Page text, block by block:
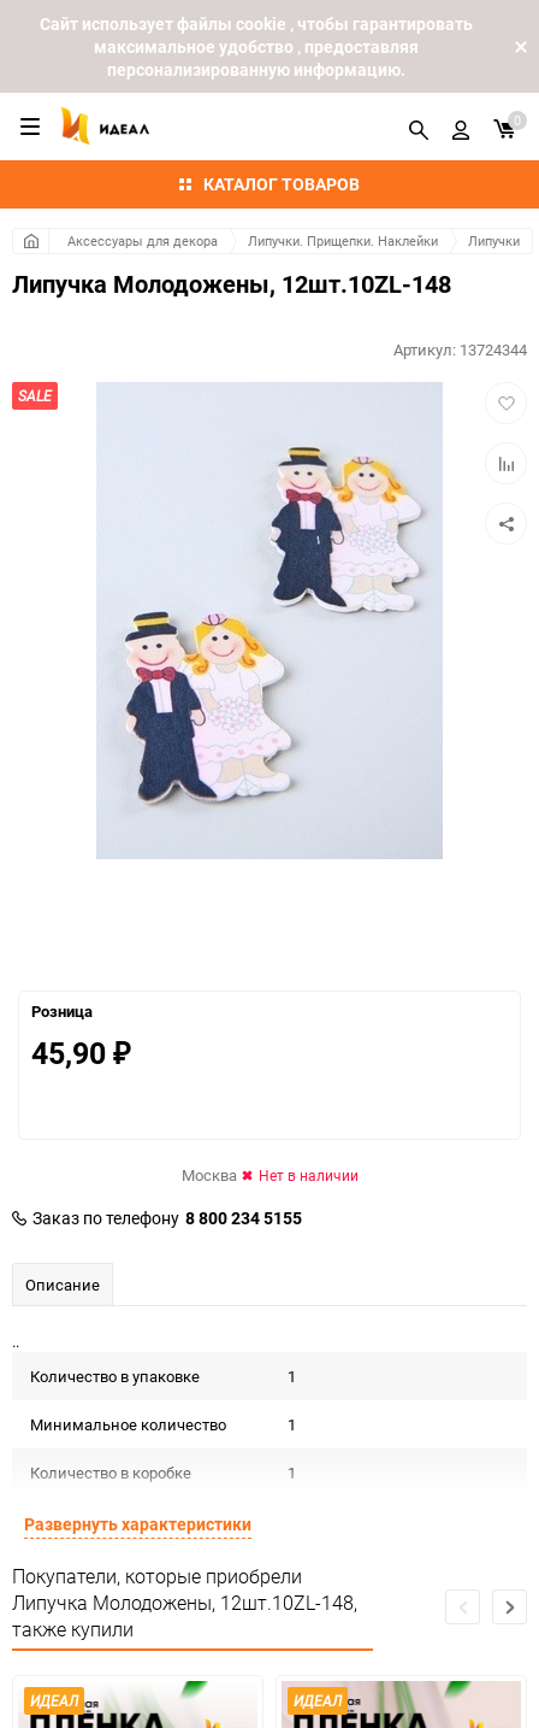
Cайт использует файлы cookie , чтобы гарантировать
максимальное удобство , предоставляя
персонализированную информацию.
КАТАЛОГ ТОВАРОВ
0
Аксессуары для декора Липучки. Прищепки. Наклейки Липучки
Липучка Молодожены, 12шт.10ZL-148
SALE
Артикул: 13724344
Розница
45,90 ₽
Москва Нет в наличии
Заказ по телефону 8 800 234 5155
Описание
..
Количество в упаковке
1
Минимальное количество 1
Количество в коробке 1
Единица измерения
Развернуть характеристики
Покупатели, которые приобрели
Липучка Молодожены, 12шт.10ZL-148,
также купили
ИДЕАЛ ИДЕАЛ